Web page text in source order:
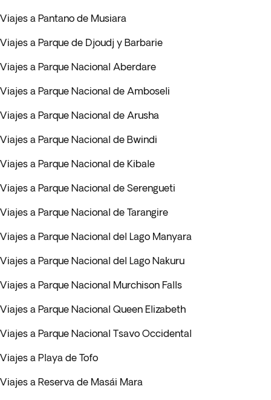
Viajes a Pantano de Musiara
Viajes a Parque de Djoudj y Barbarie
Viajes a Parque Nacional Aberdare
Viajes a Parque Nacional de Amboseli
Viajes a Parque Nacional de Arusha
Viajes a Parque Nacional de Bwindi
Viajes a Parque Nacional de Kibale
Viajes a Parque Nacional de Serengueti
Viajes a Parque Nacional de Tarangire
Viajes a Parque Nacional del Lago Manyara
Viajes a Parque Nacional del Lago Nakuru
Viajes a Parque Nacional Murchison Falls
Viajes a Parque Nacional Queen Elizabeth
Viajes a Parque Nacional Tsavo Occidental
Viajes a Playa de Tofo
Viajes a Reserva de Masái Mara